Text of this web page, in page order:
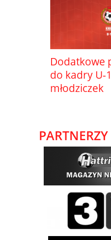
Dodatkowe
do kadry U-
młodziczek
PARTNERZY